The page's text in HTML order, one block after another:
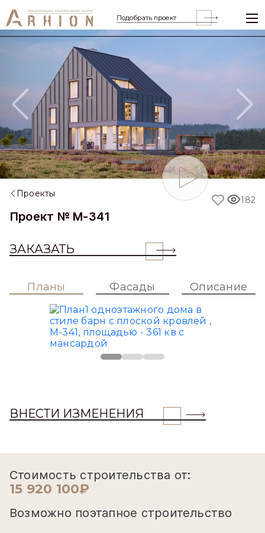
Подобрать проект
Previous
Проекты
Проект № M-341
ЗАКАЗАТЬ
182
Планы Фасады Описание
ВНЕСТИ ИЗМЕНЕНИЯ
Стоимость строительства от:
15 920 100₽
Возможно поэтапное строительство